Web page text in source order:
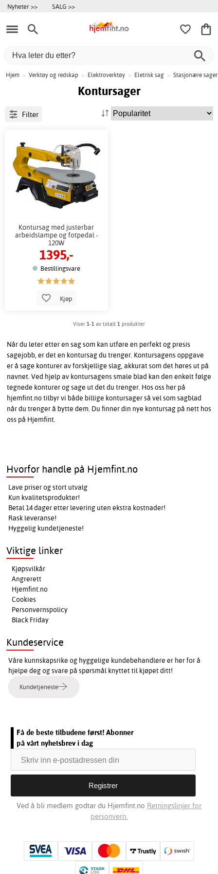
Nyheter >> SALG >>
Hjem > Verktøy og redskap > Elektroverktøy > Eletrisk sag > Stasjonære sager
Kontursager
Filter
Kontursag med justerbar
arbeidslampe og fotpedal -
120W
1395,-
Bestillingsvare
Kjøp
Viser 1-1 av totalt 1 produkter
Når du leter etter en sag som kan utføre en perfekt og presis
sagejobb, er det en kontursag du trenger. Kontursagens oppgave
er å sage konturer av forskjellige slag, akkurat som det høres ut på
navnet. Ved hjelp av kontursagens smale blad kan den enkelt følge
tegnede konturer og sage ut det du trenger. Hos oss her på
hjemfint.no tilbyr vi både billige kontursager så vel som sagblad
når du trenger å bytte dem. Du finner din nye kontursag på nett hos
oss på Hjemfint.
Hvorfor handle på Hjemfint.no
Lave priser og stort utvalg
Kun kvalitetsprodukter!
Betal 14 dager etter levering uten ekstra kostnader!
Rask leveranse!
Hyggelig kundetjeneste!
Viktige linker
Kjøpsvilkår
Angrerett
Hjemfint.no
Cookies
Personvernspolicy
Black Friday
Kundeservice
Våre kunnskapsrike og hyggelige kundebehandlere er her for å
hjelpe deg og svare på spørsmål knyttet til kjøpet ditt!
Kundetjeneste
Få de beste tilbudene først! Abonner
på vårt nyhetsbrev i dag
Ved å bli medlem godtar du Hjemfint.no Retningslinjer for
personvern.